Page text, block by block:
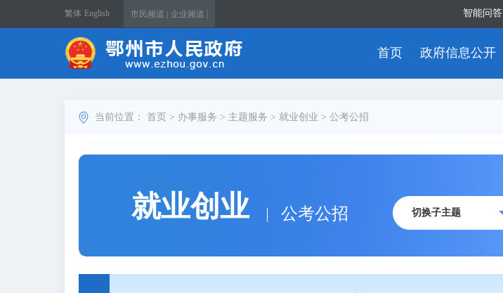
繁体 English 市民频道 | 企业频道 | 智能问答
首页 政府信息公开
当前位置： 首页 > 办事服务 > 主题服务 > 就业创业 > 公考公招
就业创业 公考公招 切换子主题